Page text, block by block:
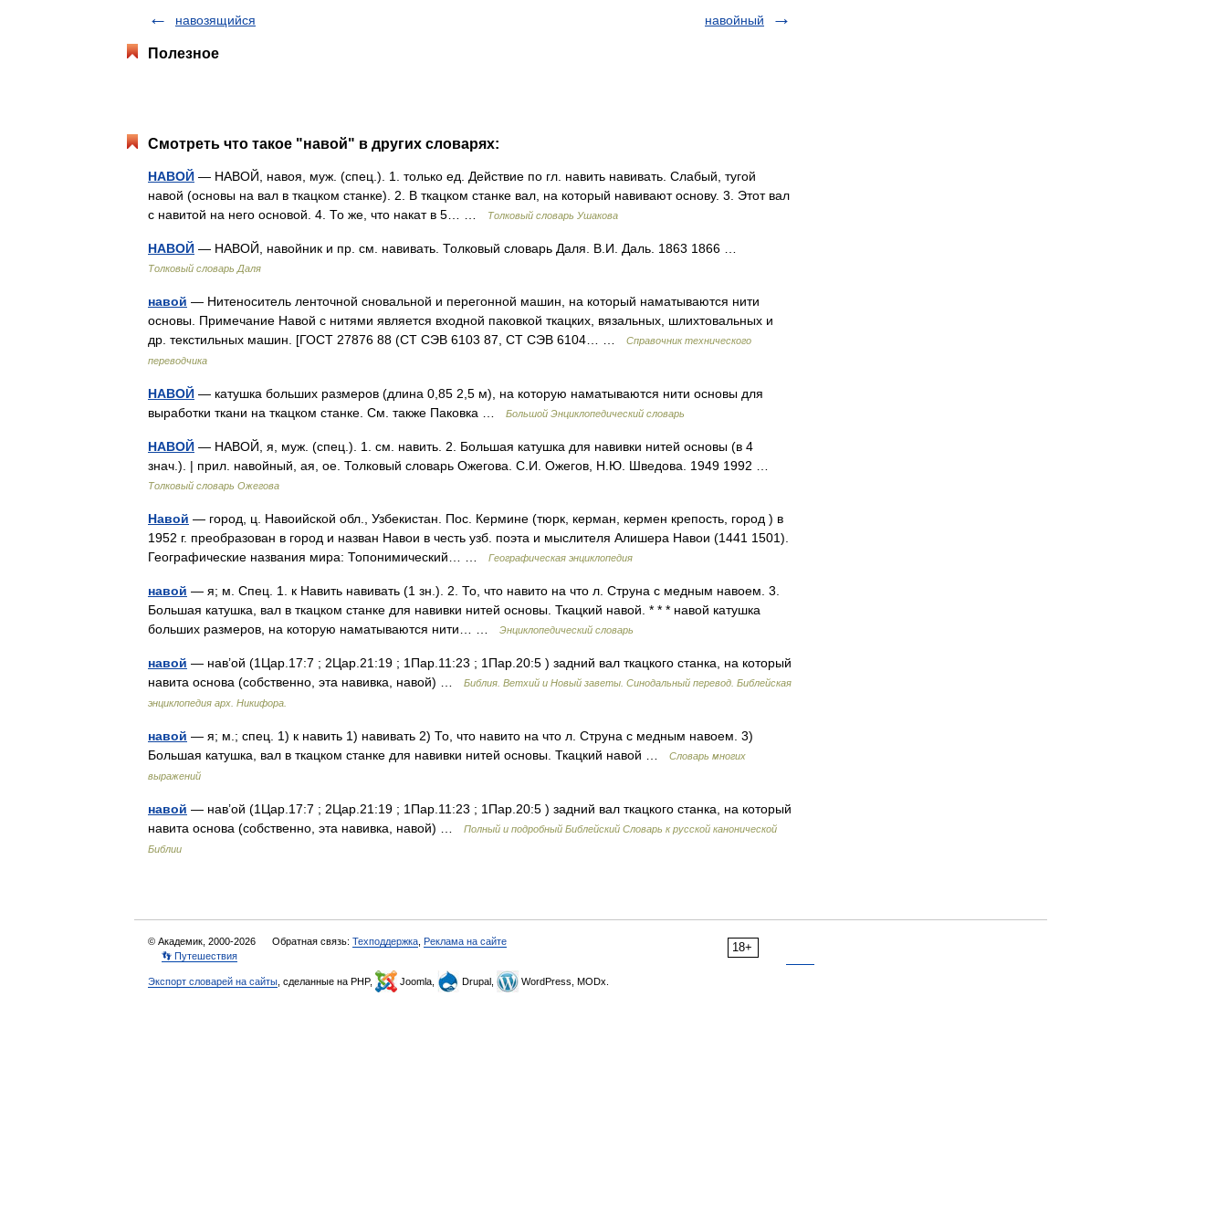
навозящийся навойный
Полезное
Смотреть что такое "навой" в других словарях:
НАВОЙ — НАВОЙ, навоя, муж. (спец.). 1. только ед. Действие по гл. навить навивать. Слабый, тугой
навой (основы на вал в ткацком станке). 2. В ткацком станке вал, на который навивают основу. 3. Этот вал
с навитой на него основой. 4. То же, что накат в 5… …
Толковый словарь Ушакова
НАВОЙ — НАВОЙ, навойник и пр. см. навивать. Толковый словарь Даля. В.И. Даль. 1863 1866 …
Толковый словарь Даля
навой — Нитеноситель ленточной сновальной и перегонной машин, на который наматываются нити
основы. Примечание Навой с нитями является входной паковкой ткацких, вязальных, шлихтовальных и
др. текстильных машин. [ГОСТ 27876 88 (СТ СЭВ 6103 87, СТ СЭВ 6104… …
Справочник технического
переводчика
НАВОЙ — катушка больших размеров (длина 0,85 2,5 м), на которую наматываются нити основы для
выработки ткани на ткацком станке. См. также Паковка …
Большой Энциклопедический словарь
НАВОЙ — НАВОЙ, я, муж. (спец.). 1. см. навить. 2. Большая катушка для навивки нитей основы (в 4
знач.). | прил. навойный, ая, ое. Толковый словарь Ожегова. С.И. Ожегов, Н.Ю. Шведова. 1949 1992 …
Толковый словарь Ожегова
Навой — город, ц. Навоийской обл., Узбекистан. Пос. Кермине (тюрк, керман, кермен крепость, город ) в
1952 г. преобразован в город и назван Навои в честь узб. поэта и мыслителя Алишера Навои (1441 1501).
Географические названия мира: Топонимический… …
Географическая энциклопедия
навой — я; м. Спец. 1. к Навить навивать (1 зн.). 2. То, что навито на что л. Струна с медным навоем. 3.
Большая катушка, вал в ткацком станке для навивки нитей основы. Ткацкий навой. * * * навой катушка
больших размеров, на которую наматываются нити… …
Энциклопедический словарь
навой — нав’ой (1Цар.17:7 ; 2Цар.21:19 ; 1Пар.11:23 ; 1Пар.20:5 ) задний вал ткацкого станка, на который
навита основа (собственно, эта навивка, навой) …
Библия. Ветхий и Новый заветы. Синодальный перевод. Библейская
энциклопедия арх. Никифора.
навой — я; м.; спец. 1) к навить 1) навивать 2) То, что навито на что л. Струна с медным навоем. 3)
Большая катушка, вал в ткацком станке для навивки нитей основы. Ткацкий навой …
Словарь многих
выражений
навой — нав’ой (1Цар.17:7 ; 2Цар.21:19 ; 1Пар.11:23 ; 1Пар.20:5 ) задний вал ткацкого станка, на который
навита основа (собственно, эта навивка, навой) …
Полный и подробный Библейский Словарь к русской канонической
Библии
18+
© Академик, 2000-2026 Обратная связь: Техподдержка Реклама на сайте
👣 Путешествия
Экспорт словарей на сайты , сделанные на PHP, Joomla, Drupal, WordPress, MODx.